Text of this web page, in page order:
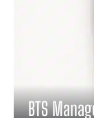
BTS